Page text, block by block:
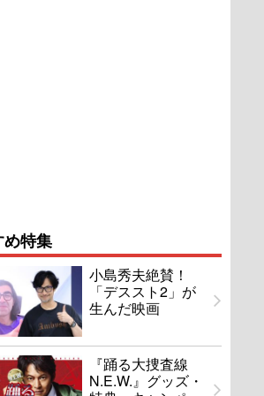
特集
小島秀夫絶賛！
「デススト2」が
生んだ映画
『踊る大捜査線
N.E.W.』グッズ・